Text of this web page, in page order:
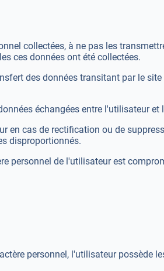
collectées, à ne pas les
ces données ont été collectées.
des données transitant par le
échangées entre l'utilisateur et
en cas de rectification ou de
disproportionnés.
personnel de l'utilisateur est
personnel, l'utilisateur possède